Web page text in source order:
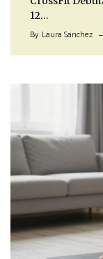
12…
By Laura Sanchez